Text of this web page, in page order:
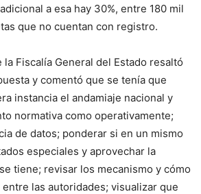
a esa hay 30%, entre 180 mil
que no cuentan con registro.
Fiscalía General del Estado resaltó
y comentó que se tenía que
instancia el andamiaje nacional y
normativa como operativamente;
de datos; ponderar si en un mismo
especiales y aprovechar la
tiene; revisar los mecanismo y cómo
las autoridades; visualizar que